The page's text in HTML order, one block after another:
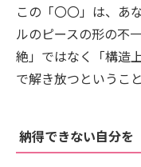
この「〇〇」は、あ
ルのピースの形の不
絶」ではなく「構造
で解き放つということ
納得できない自分を